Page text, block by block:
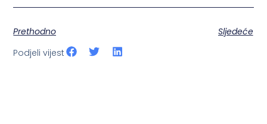
Prethodno
Sljedeće
Podjeli vijest